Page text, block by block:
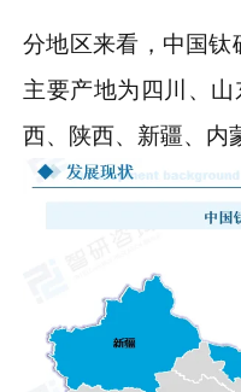
分地区来看，中国钛
主要产地为四川、
西、陕西、新疆、内